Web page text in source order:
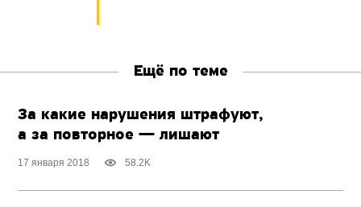
Ещё по теме
За какие нарушения штрафуют,
а за повторное — лишают
17 января 2018 58.2K